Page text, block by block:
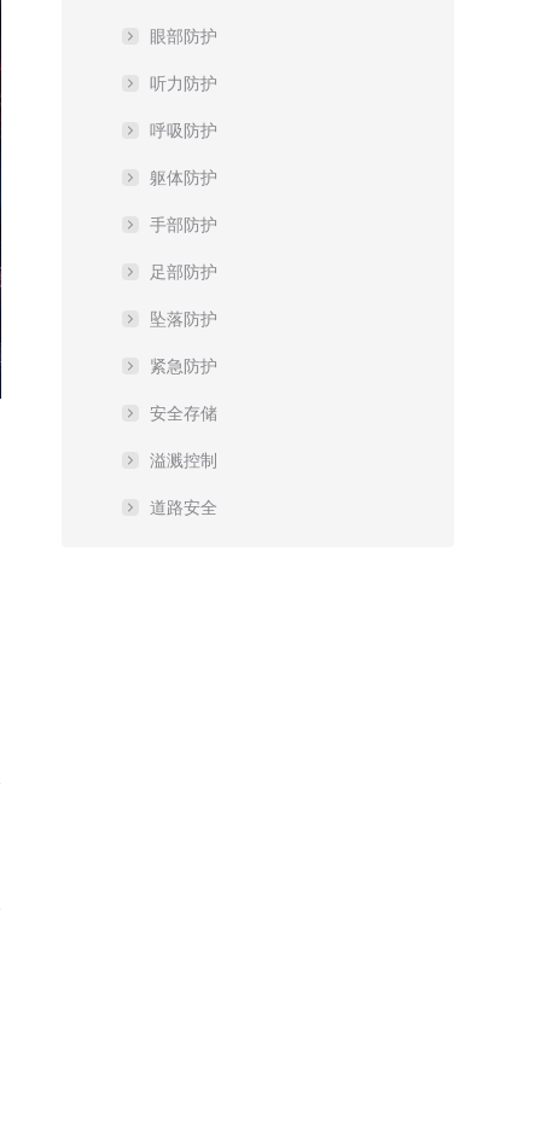
眼部防护
听力防护
呼吸防护
躯体防护
手部防护
足部防护
坠落防护
紧急防护
安全存储
溢溅控制
道路安全